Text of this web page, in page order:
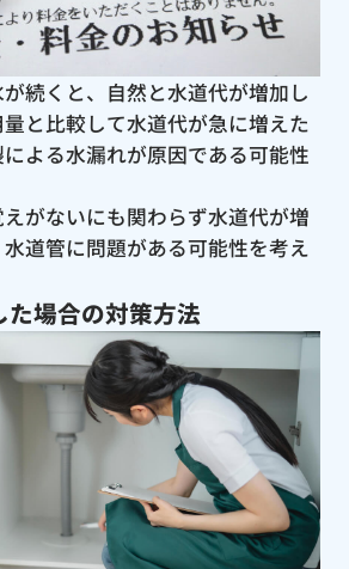
続くと、自然と水道代が増加し
と比較して水道代が急に増えた
よる水漏れが原因である可能性
がないにも関わらず水道代が増
道管に問題がある可能性を考え
場合の対策方法